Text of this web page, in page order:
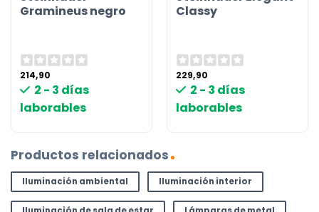
Gramineus negro
214,90
2 - 3 días
laborables
Classy
229,90
2 - 3 días
laborables
Productos relacionados
Iluminación ambiental Iluminación interior